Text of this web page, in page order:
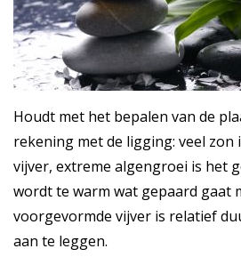
Houdt met het bepalen van de
rekening met de ligging: veel zon
vijver, extreme algengroei is het
wordt te warm wat gepaard gaat
voorgevormde vijver is relatief
aan te leggen.